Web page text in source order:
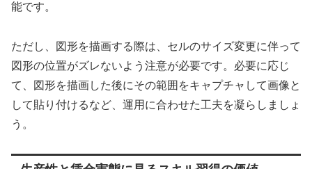
能です。
ただし、図形を描画する際は、セルのサイズ変更に伴って
図形の位置がズレないよう注意が必要です。必要に応じ
て、図形を描画した後にその範囲をキャプチャして画像と
して貼り付けるなど、運用に合わせた工夫を凝らしましょ
う。